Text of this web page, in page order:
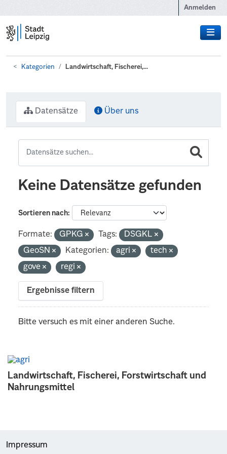
Anmelden
Kategorien Landwirtschaft, Fischerei,...
Landwirtschaft, Fischerei, Forstwirtschaft und
Nahrungsmittel
Datensätze Über uns
Keine Datensätze gefunden
Sortieren nach
Formate: GPKG Tags:
DSGKL
GeoSN
Kategorien: agri
tech
gove
regi
Ergebnisse filtern
Bitte versuch es mit einer anderen Suche.
Impressum